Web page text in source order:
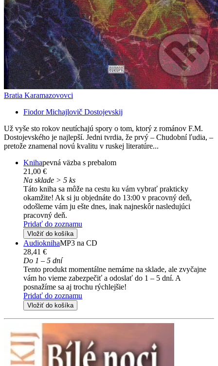
Bratia Karamazovovci
Fiodor Michajlovič Dostojevskij
Už vyše sto rokov neutíchajú spory o tom, ktorý z románov F.M.
Dostojevského je najlepší. Jedni tvrdia, že prvý – Chudobní ľudia, –
pretože znamenal novú kvalitu v ruskej literatúre...
Knihapevná väzba s prebalom
21,00 €
Na sklade > 5 ks
Táto kniha sa môže na cestu ku vám vybrať prakticky
okamžite! Ak si ju objednáte do 13:00 v pracovný deň,
odošleme vám ju ešte dnes, inak najneskôr nasledujúci
pracovný deň.
Pridať do zoznamu
Vložiť do košíka
AudioknihaMP3 na CD
28,41 €
Do 1 – 5 dní
Tento produkt momentálne nemáme na sklade, ale zvyčajne
vám ho vieme zabezpečiť a odoslať do 1 – 5 dní. A
posnažíme sa aj trochu rýchlejšie!
Pridať do zoznamu
Vložiť do košíka